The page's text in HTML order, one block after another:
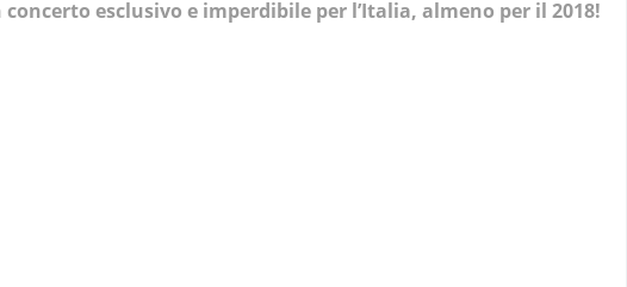
concerto esclusivo e imperdibile per l’Italia, almeno per il 2018!